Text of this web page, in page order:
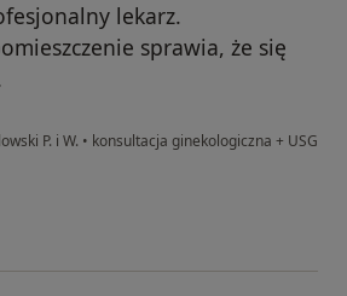
lekarz.
sprawia, że się
P. i W. • konsultacja ginekologiczna + USG